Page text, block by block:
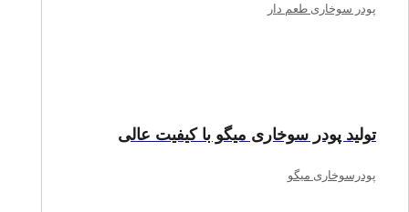
پودر سوخاری طعم دار
تولید پودر سوخاری میگو با کیفیت عالی
پودرسوخاری میگو